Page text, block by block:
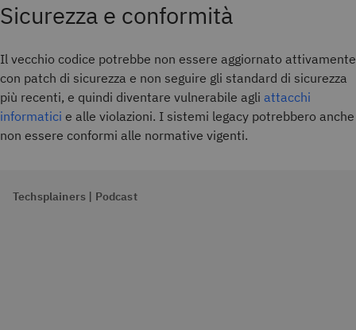
Sicurezza e conformità
Il vecchio codice potrebbe non essere aggiornato attivamente
con patch di sicurezza e non seguire gli standard di sicurezza
più recenti, e quindi diventare vulnerabile agli attacchi
informatici e alle violazioni. I sistemi legacy potrebbero anche
non essere conformi alle normative vigenti.
Techsplainers | Podcast